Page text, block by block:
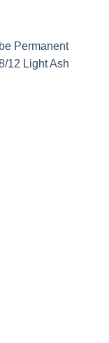
Permanent
12 Light Ash